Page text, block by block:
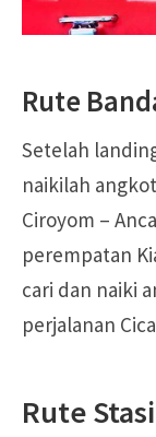
Rute
Setelah
naikilah
Ciroyom –
perempatan
cari dan naiki
perjalanan
Rute